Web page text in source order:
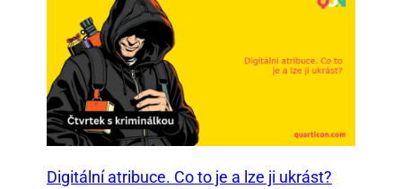
Digitální atribuce. Co to je a lze ji ukrást?